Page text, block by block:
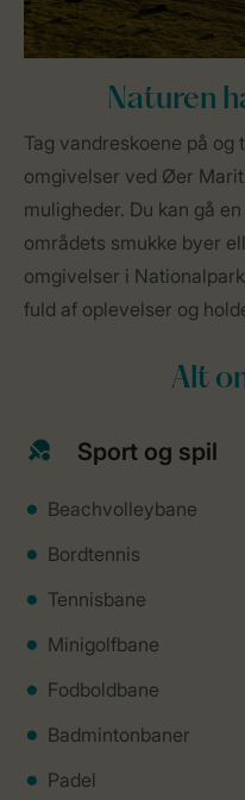
Naturen
Tag vandreskoene på og
omgivelser ved Øer
muligheder. Du kan gå
områdets smukke byer
omgivelser i
fuld af oplevelser og
Alt
Sport og spil
Beachvolleybane
Bordtennis
Tennisbane
Minigolfbane
Fodboldbane
Badmintonbaner
Padel